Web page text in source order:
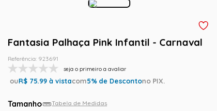
Fantasia Palhaça Pink Infantil - Carnaval
Referência: 923691
seja o primeiro a avaliar
ouR$ 75.99 à vistacom5% de Descontono PIX.
Tamanho Tabela de Medidas